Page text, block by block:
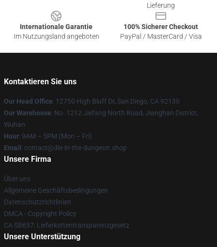
Lieferung
Internationale Garantie
Im Nutzungsland angeboten
100% Sicherer Checkout
PayPal / MasterCard / Visa
Kontaktieren Sie uns
Our Head Office: 12750 High Bluff Dr, San Diego, CA 92130
Our Warehouse: No. 1212 Jiefang North Road, Jianghan District,
Wuhan
Hour: 9AM – 5PM (Mon – Fri)
Email : contact@die-in-the-dungeon.shop
Unsere Firma
Über uns
Allgemeine Geschäftsbedingungen
Datenschutzrichtlinien
DMCA - Copyright Policy
CA SB657: Lieferkettentransparenzgesetz
Unsere Unterstützung